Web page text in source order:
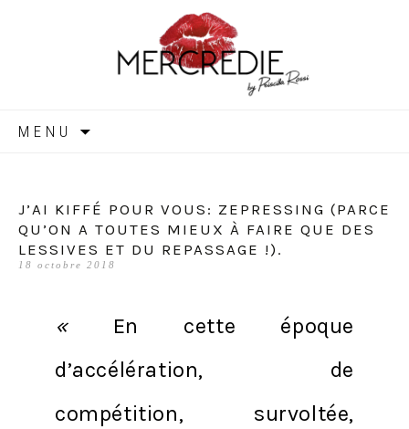
MERCREDIE
MENU
J’AI KIFFÉ POUR VOUS: ZEPRESSING (PARCE
QU’ON A TOUTES MIEUX À FAIRE QUE DES
LESSIVES ET DU REPASSAGE !).
18 octobre 2018
« En cette époque
d’accélération, de
compétition, survoltée,